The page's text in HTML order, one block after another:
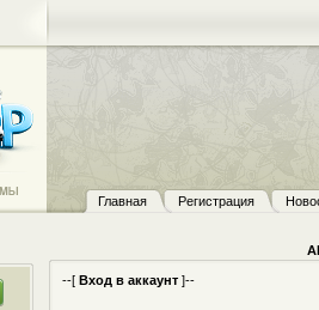
Главная Регистрация
--[ Вход в аккаунт ]--